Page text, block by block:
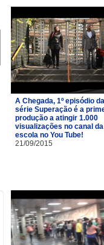
A Chegada, 1º episódio
série Superação é a
produção a atingir 1.000
visualizações no canal da
escola no You Tube!
21/09/2015